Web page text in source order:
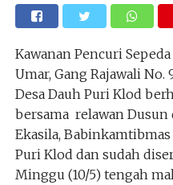
Kawanan Pencuri
Umar, Gang Rajawali No.
Desa Dauh Puri Klod
bersama relawan Dusun
Ekasila,
Puri Klod dan sudah
Minggu (10/5) tengah